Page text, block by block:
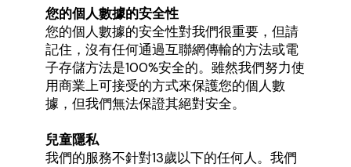
您的個人數據的安全性
您的個人數據的安全性對我們很重要，但請
記住，沒有任何通過互聯網傳輸的方法或電
子存儲方法是100%安全的。雖然我們努力使
用商業上可接受的方式來保護您的個人數
據，但我們無法保證其絕對安全。
兒童隱私
我們的服務不針對13歲以下的任何人。我們